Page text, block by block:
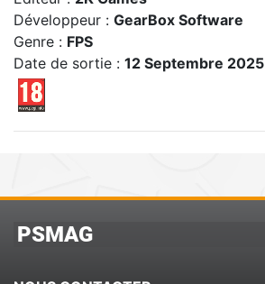
Développeur : GearBox Software
Genre : FPS
Date de sortie : 12 Septembre 2025
PSMAG